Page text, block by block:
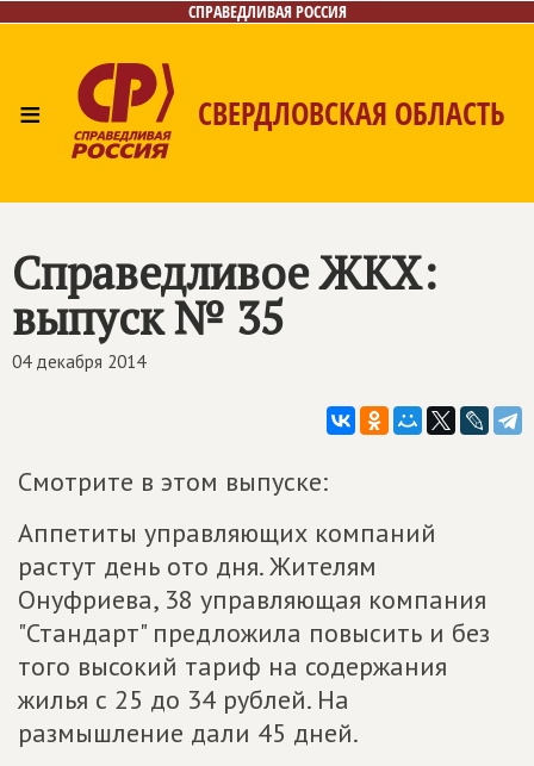
СПРАВЕДЛИВАЯ РОССИЯ
≡ СВЕРДЛОВСКАЯ ОБЛАСТЬ
Поиск
Справедливое ЖКХ:
выпуск № 35
04 декабря 2014
Смотрите в этом выпуске:
Аппетиты управляющих компаний
растут день ото дня. Жителям
Онуфриева, 38 управляющая компания
"Стандарт" предложила повысить и без
того высокий тариф на содержания
жилья с 25 до 34 рублей. На
размышление дали 45 дней.